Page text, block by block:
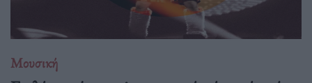
Μουσική